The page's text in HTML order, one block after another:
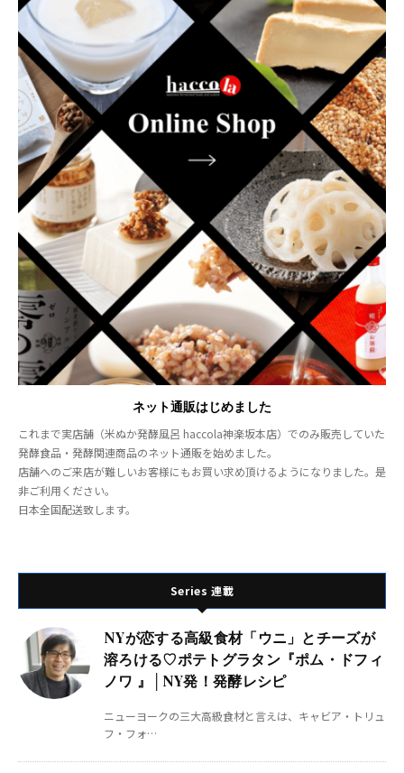
ネット通販はじめました
これまで実店舗（米ぬか発酵風呂 haccola神楽坂本店）でのみ販売していた
発酵食品・発酵関連商品のネット通販を始めました。
店舗へのご来店が難しいお客様にもお買い求め頂けるようになりました。是
非ご利用ください。
日本全国配送致します。
Series 連載
NYが恋する高級食材「ウニ」とチーズが
溶ろける♡ポテトグラタン『ポム・ドフィ
ノワ 』│NY発！発酵レシピ
ニューヨークの三大高級食材と言えは、キャビア・トリュ
フ・フォ…